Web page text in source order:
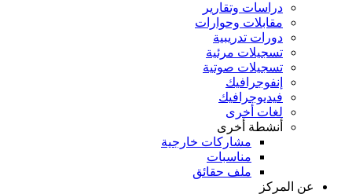
دراسات وتقارير
مقابلات وحوارات
دورات تدريبية
تسجيلات مرئية
تسجيلات صوتية
إنفوجرافيك
فيديوجرافيك
لغات أخرى
أنشطة أخرى
مشاركات خارجية
مناسبات
ملف حقائق
عن المركز